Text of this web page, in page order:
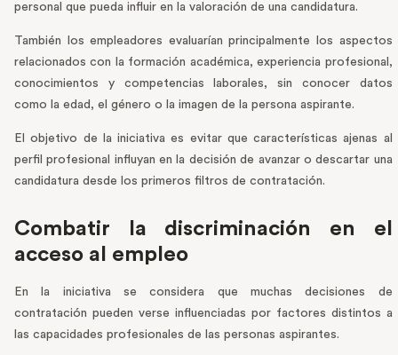
personal que pueda influir en la valoración de una candidatura.
También los empleadores evaluarían principalmente los aspectos
relacionados con la formación académica, experiencia profesional,
conocimientos y competencias laborales, sin conocer datos
como la edad, el género o la imagen de la persona aspirante.
El objetivo de la iniciativa es evitar que características ajenas al
perfil profesional influyan en la decisión de avanzar o descartar una
candidatura desde los primeros filtros de contratación.
Combatir la discriminación en el
acceso al empleo
En la iniciativa se considera que muchas decisiones de
contratación pueden verse influenciadas por factores distintos a
las capacidades profesionales de las personas aspirantes.